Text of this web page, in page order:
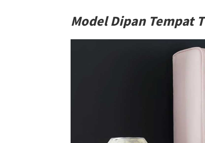
Model Dipan Tempat